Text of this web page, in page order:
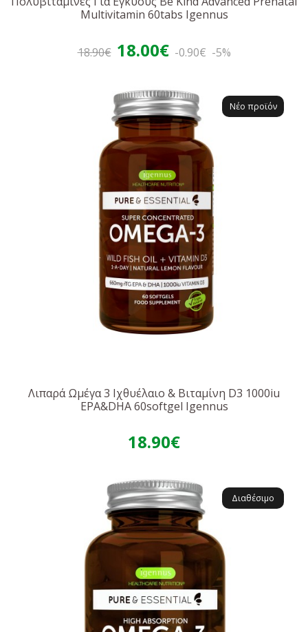
Multivitamin 60tabs Igennus
18.90€ 18.00€ -0.90€ -5%
Νέο προϊόν
Λιπαρά Ωμέγα 3 Ιχθυέλαιο & Βιταμίνη D3 1000iu
EPA&DHA 60softgel Igennus
18.90€
Διαθέσιμο